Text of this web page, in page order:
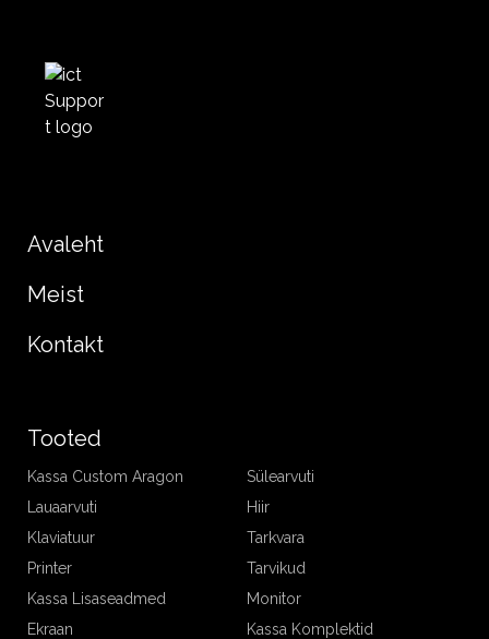
Avaleht
Meist
Kontakt
Tooted
Kassa Custom Aragon
Sülearvuti
Lauaarvuti
Hiir
Klaviatuur
Tarkvara
Printer
Tarvikud
Kassa Lisaseadmed
Monitor
Ekraan
Kassa Komplektid